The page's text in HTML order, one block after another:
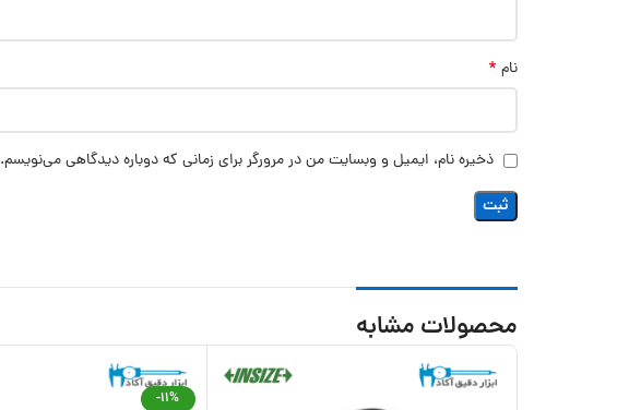
نام *
ذخیره نام، ایمیل و وبسایت من در مرورگر برای زمانی که دوباره دیدگاهی می‌نویسم.
محصولات مشابه
-11%